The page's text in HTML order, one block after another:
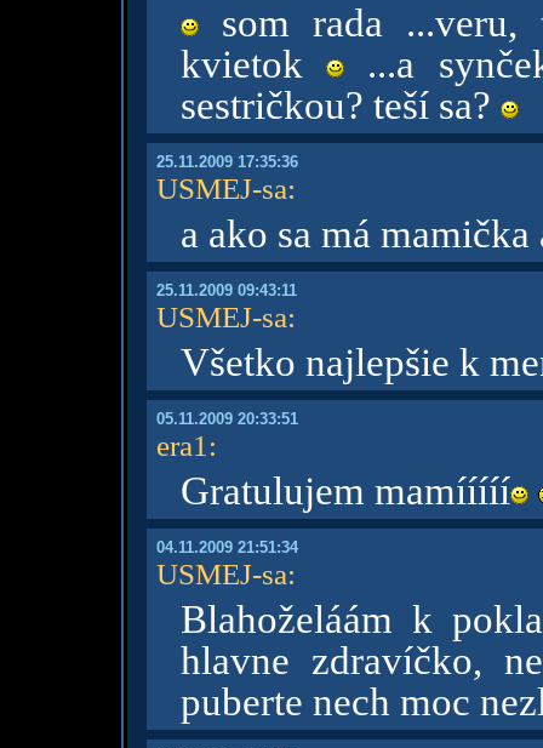
som rada ...veru,
kvietok
...a
sestričkou? teší sa?
25.11.2009 17:35:36
USMEJ-sa:
a ako sa má
25.11.2009 09:43:11
USMEJ-sa:
Všetko najlepšie k
05.11.2009 20:33:51
era1 :
Gratulujem mamííííí
04.11.2009 21:51:34
USMEJ-sa:
Blahoželáám k
hlavne zdravíčko,
puberte nech moc